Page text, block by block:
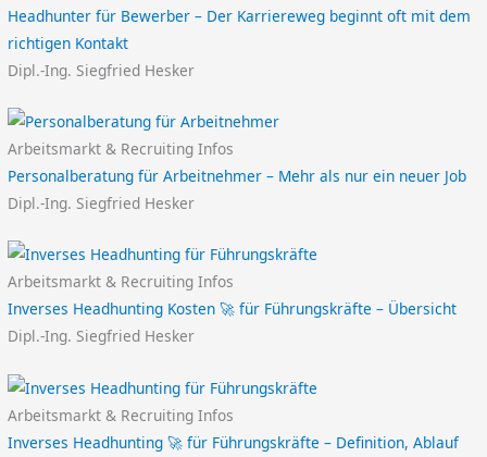
Headhunter für Bewerber – Der Karriereweg beginnt oft mit dem
richtigen Kontakt
Dipl.-Ing. Siegfried Hesker
Arbeitsmarkt & Recruiting Infos
Personalberatung für Arbeitnehmer – Mehr als nur ein neuer Job
Dipl.-Ing. Siegfried Hesker
Arbeitsmarkt & Recruiting Infos
Inverses Headhunting Kosten 🚀 für Führungskräfte – Übersicht
Dipl.-Ing. Siegfried Hesker
Arbeitsmarkt & Recruiting Infos
Inverses Headhunting 🚀 für Führungskräfte – Definition, Ablauf